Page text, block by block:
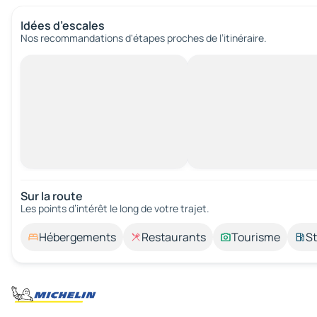
Idées d’escales
Nos recommandations d'étapes proches de l’itinéraire.
Sur la route
Les points d’intérêt le long de votre trajet.
Hébergements Restaurants Tourisme